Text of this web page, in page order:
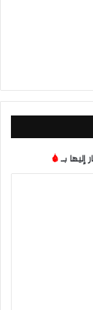
إليها بـ*